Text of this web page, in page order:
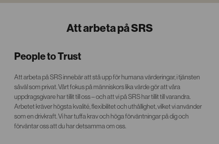
Att arbeta på SRS
People to Trust
Att arbeta på SRS innebär att stå upp för humana värderingar, i tjänsten
såväl som privat. Vårt fokus på människors lika värde gör att våra
uppdragsgivare har tillit till oss – och att vi på SRS har tillit till varandra.
Arbetet kräver högsta kvalité, flexibilitet och uthållighet, vilket vi använder
som en drivkraft. Vi har tuffa krav och höga förväntningar på dig och
förväntar oss att du har detsamma om oss.